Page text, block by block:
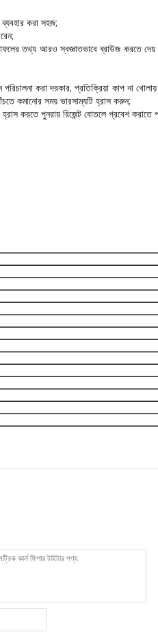
ব্যবহার করা সহজ;
তথ্য আরও স্বজ্ঞাতভাবে ব্রাউজ করতে
পরিচালনা করা দরকার, প্রতিক্রিয়া কাপ না
কমানোর সময় ভারসাম্যটি হ্রাস করুন;
হ্রাস করতে পুনরায় রিজেন্ট বোতলে প্রবেশ